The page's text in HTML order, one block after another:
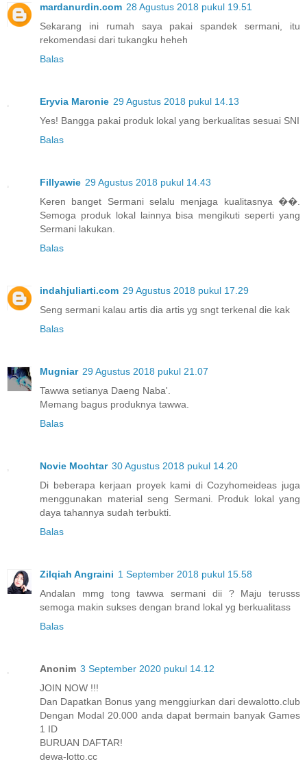
mardanurdin.com 28 Agustus 2018 pukul 19.51
Sekarang ini rumah saya pakai spandek sermani, itu
rekomendasi dari tukangku heheh
Balas
Eryvia Maronie 29 Agustus 2018 pukul 14.13
Yes! Bangga pakai produk lokal yang berkualitas sesuai SNI
Balas
Fillyawie 29 Agustus 2018 pukul 14.43
Keren banget Sermani selalu menjaga kualitasnya ��.
Semoga produk lokal lainnya bisa mengikuti seperti yang
Sermani lakukan.
Balas
indahjuliarti.com 29 Agustus 2018 pukul 17.29
Seng sermani kalau artis dia artis yg sngt terkenal die kak
Balas
Mugniar 29 Agustus 2018 pukul 21.07
Tawwa setianya Daeng Naba'.
Memang bagus produknya tawwa.
Balas
Novie Mochtar 30 Agustus 2018 pukul 14.20
Di beberapa kerjaan proyek kami di Cozyhomeideas juga
menggunakan material seng Sermani. Produk lokal yang
daya tahannya sudah terbukti.
Balas
Zilqiah Angraini 1 September 2018 pukul 15.58
Andalan mmg tong tawwa sermani dii ? Maju terusss
semoga makin sukses dengan brand lokal yg berkualitass
Balas
Anonim 3 September 2020 pukul 14.12
JOIN NOW !!!
Dan Dapatkan Bonus yang menggiurkan dari dewalotto.club
Dengan Modal 20.000 anda dapat bermain banyak Games
1 ID
BURUAN DAFTAR!
dewa-lotto.cc